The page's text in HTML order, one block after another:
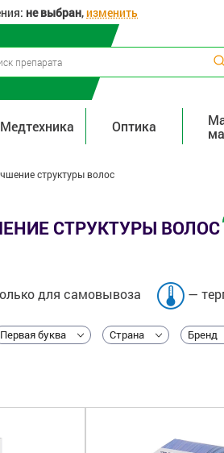
не выбран,изменить
Медтехника Оптика
структуры волос
СТРУКТУРЫ ВОЛОС
для самовывоза —
Первая буква Страна Бренд